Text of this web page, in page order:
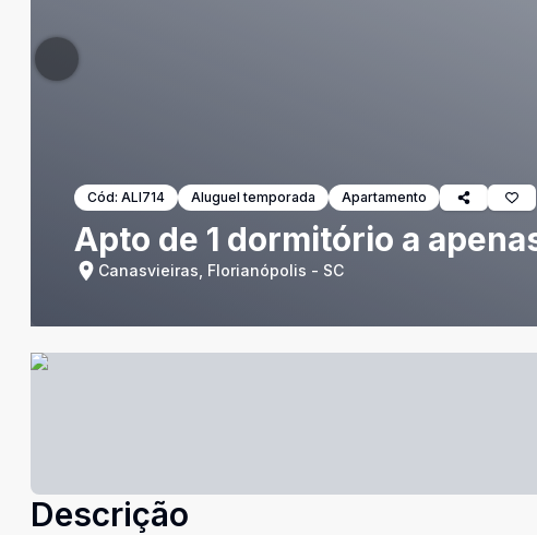
Cód: ALI714 Aluguel temporada Apartamento
Apto de 1 dormitório a
Canasvieiras, Florianópolis - SC
Descrição